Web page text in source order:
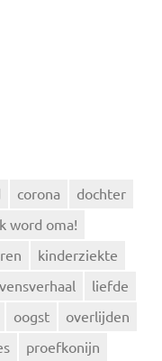
corona
dochter
word oma!
kinderziekte
liefde
oogst
overlijden
proefkonijn